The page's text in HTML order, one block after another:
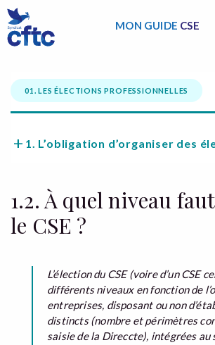
MON GUIDE CSE
01. LES ÉLECTIONS PROFESSIONNELLES
1. L’obligation d’organiser des
1.2. À quel niveau
le CSE ?
L’élection du CSE (voire d’un CSE
différents niveaux en fonction de
entreprises, disposant ou non
distincts (nombre et périmètres
saisie de la Direccte), intégrées au